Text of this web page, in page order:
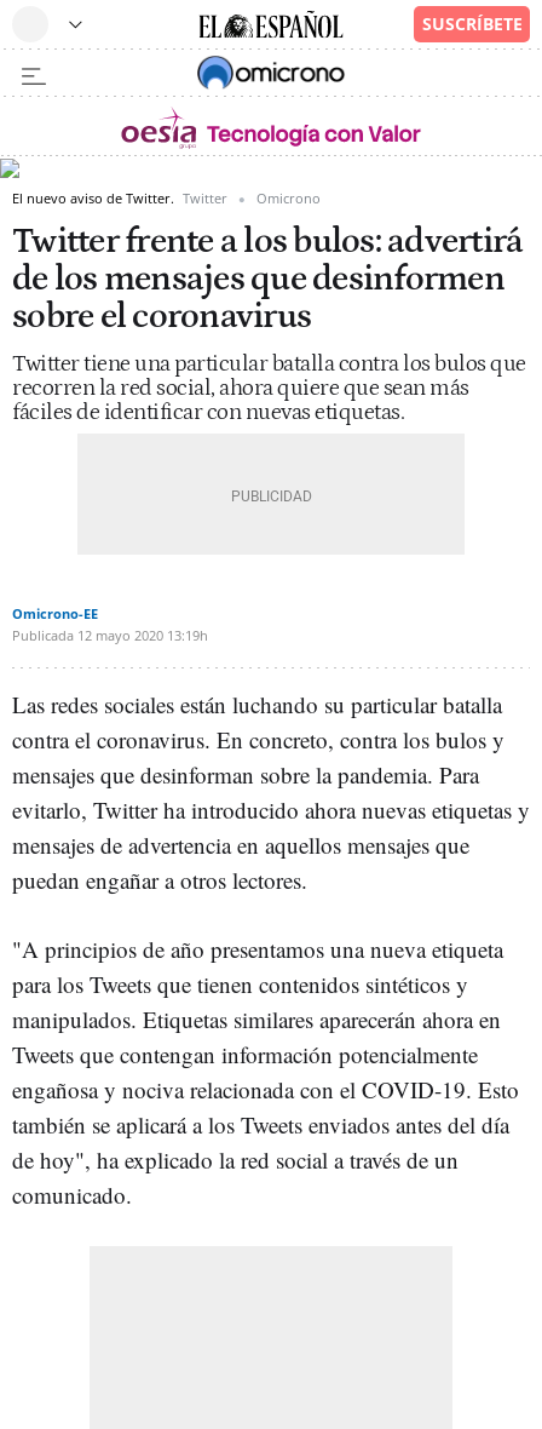
El nuevo aviso de Twitter. Twitter Omicrono
Twitter frente a los bulos: advertirá
de los mensajes que desinformen
sobre el coronavirus
Twitter tiene una particular batalla contra los bulos que
recorren la red social, ahora quiere que sean más
fáciles de identificar con nuevas etiquetas.
Omicrono-EE
Publicada 12 mayo 2020 13:19h
Las redes sociales están luchando su particular batalla
contra el coronavirus. En concreto, contra los bulos y
mensajes que desinforman sobre la pandemia. Para
evitarlo, Twitter ha introducido ahora nuevas etiquetas y
mensajes de advertencia en aquellos mensajes que
puedan engañar a otros lectores.
"A principios de año presentamos una nueva etiqueta
para los Tweets que tienen contenidos sintéticos y
manipulados. Etiquetas similares aparecerán ahora en
Tweets que contengan información potencialmente
engañosa y nociva relacionada con el COVID-19. Esto
también se aplicará a los Tweets enviados antes del día
de hoy", ha explicado la red social a través de un
comunicado.